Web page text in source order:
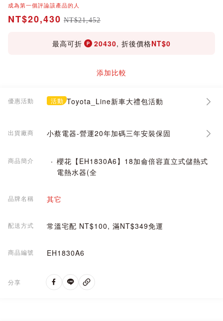
成為第一個評論該產品的人
NT$20,430 NT$21,452
最高可折 20430, 折後價格NT$0
添加比較
優惠活動 活動 Toyota_Line新車大禮包活動
出貨廠商 小蔡電器-營運20年加碼三年安裝保固
商品簡介
櫻花【EH1830A6】18加侖倍容直立式儲熱式
電熱水器(全
品牌名稱 其它
配送方式 常溫宅配 NT$100, 滿NT$349免運
商品編號 EH1830A6
分享